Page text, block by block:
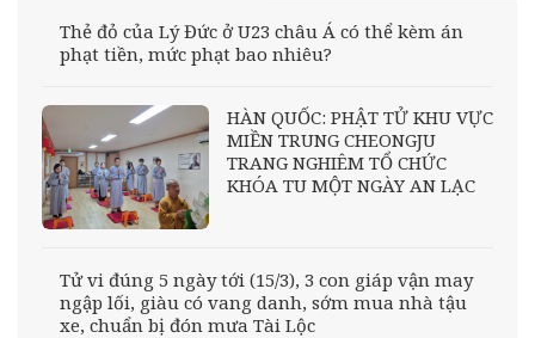
Thẻ đỏ của Lý Đức ở U23 châu Á có thể kèm án
phạt tiền, mức phạt bao nhiêu?
HÀN QUỐC: PHẬT TỬ KHU VỰC
MIỀN TRUNG CHEONGJU
TRANG NGHIÊM TỔ CHỨC
KHÓA TU MỘT NGÀY AN LẠC
Tử vi đúng 5 ngày tới (15/3), 3 con giáp vận may
ngập lối, giàu có vang danh, sớm mua nhà tậu
xe, chuẩn bị đón mưa Tài Lộc